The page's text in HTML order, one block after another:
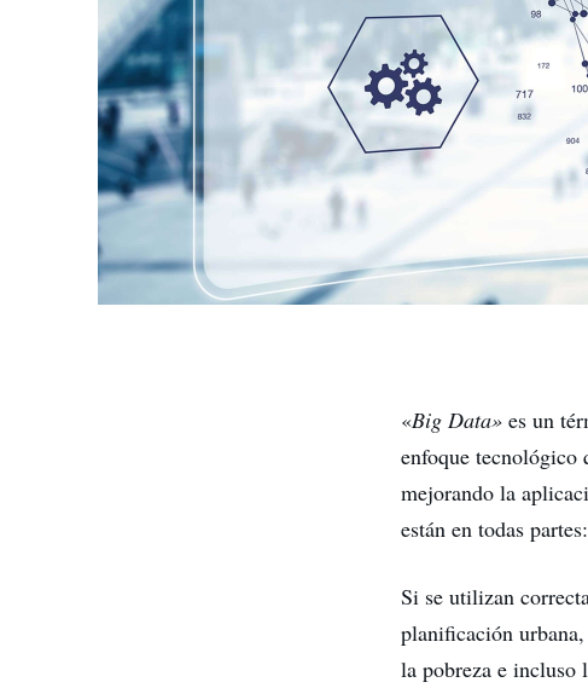
«Big Data» es un
enfoque tecnológico
mejorando la
están en todas
Si se utilizan
planificación
la pobreza e incluso